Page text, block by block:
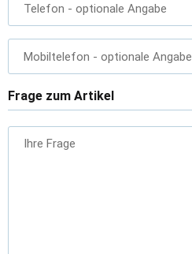
Telefon - optionale Angabe
Mobiltelefon - optionale Angabe
Frage zum Artikel
Ihre Frage